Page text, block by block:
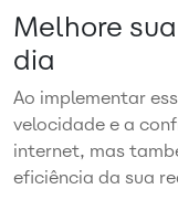
Melhore
dia
Ao implementar
velocidade e a
internet, mas
eficiência da sua